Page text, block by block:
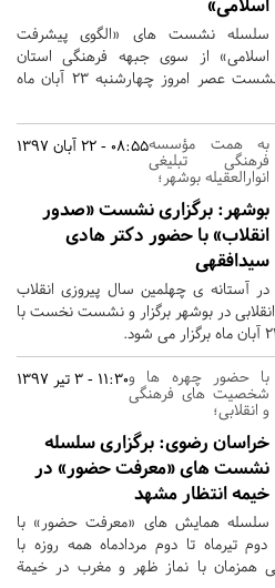
سلسله نشست های «الگوی پیشرفت
اسلامی» از سوی جبهه فرهنگی استان
خراسان رضوی برگزار و نخستین نشست عصر امروز چهارشنبه 23 آبان ماه
08:55 - 22 آبان 1397به همت مؤسسه
فرهنگی تبلیغی
انوارالعقیله بوشهر؛
بوشهر: برگزاری نشست «صدور
انقلاب» با حضور دکتر هادی
سیدافقهی
در آستانه ی چهلمین سال پیروزی انقلاب
در بوشهر برگزار و نشست نخست با
11:30 - 3 تیر 1397با حضور چهره ها و
شخصیت های فرهنگی
و انقلابی؛
خراسان رضوی: برگزاری سلسله
نشست های «معرفت حضور» در
خیمه انتظار مشهد
سلسله همایش های «معرفت حضور» با
تا دوم مردادماه همه روزه با
همزمان با نماز ظهر و مغرب در خیمة